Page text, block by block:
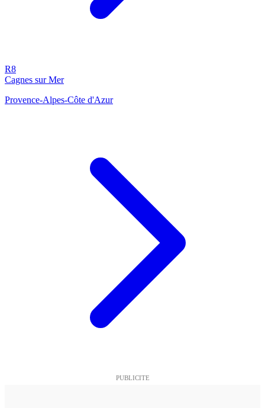
R8
Cagnes sur Mer
Provence-Alpes-Côte d'Azur